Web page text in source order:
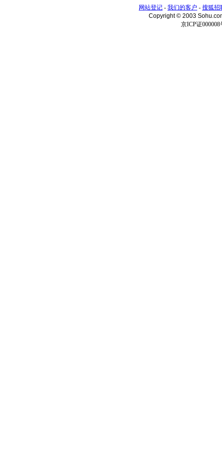
网站登记 - 我们的客户 - 搜狐招
Copyright © 2003
京ICP证